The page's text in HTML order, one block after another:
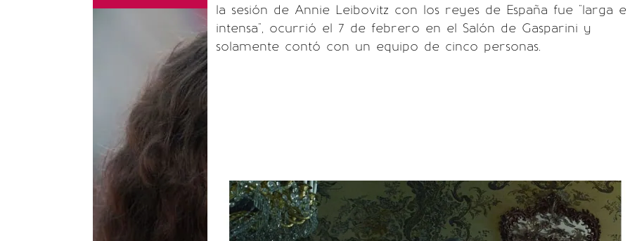
la sesión de Annie Leibovitz con los reyes de España fue "larga e
intensa", ocurrió el 7 de febrero en el Salón de Gasparini y
solamente contó con un equipo de cinco personas.